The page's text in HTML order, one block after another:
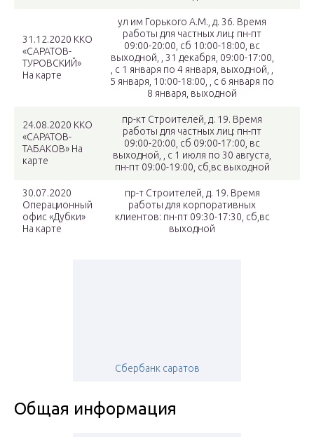
31.12.2020 ККО
«САРАТОВ-
ТУРОВСКИЙ»
На карте
ул им Горького А.М., д. 36. Время
работы для частных лиц: пн-пт
09:00-20:00, сб 10:00-18:00, вс
выходной, , 31 декабря, 09:00-17:00,
, с 1 января по 4 января, выходной, ,
5 января, 10:00-18:00, , с 6 января по
8 января, выходной
24.08.2020 ККО
«САРАТОВ-
ТАБАКОВ» На
карте
пр-кт Строителей, д. 19. Время
работы для частных лиц: пн-пт
09:00-20:00, сб 09:00-17:00, вс
выходной, , с 1 июля по 30 августа,
пн-пт 09:00-19:00, сб,вс выходной
30.07.2020
Операционный
офис «Дубки»
На карте
пр-т Строителей, д. 19. Время
работы для корпоративных
клиентов: пн-пт 09:30-17:30, сб,вс
выходной
Сбербанк саратов
Общая информация